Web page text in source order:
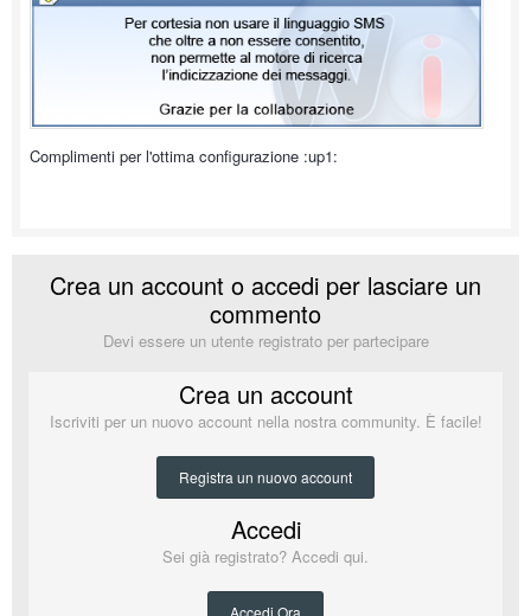
Complimenti per l'ottima configurazione :up1:
Crea un account o accedi per lasciare un
commento
Devi essere un utente registrato per partecipare
Crea un account
Iscriviti per un nuovo account nella nostra community. È facile!
Registra un nuovo account
Accedi
Sei già registrato? Accedi qui.
Accedi Ora